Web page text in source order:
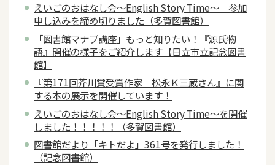
えいごのおはなし会～English Story Time～ 参加
申し込みを締め切りました（多賀図書館）
「図書館マナブ講座」もっと知りたい！『源氏物
語』開催の様子をご紹介します【日立市立記念図書
館】
『第171回芥川賞受賞作家 松永Ｋ三蔵さん』に関
する本の展示を開催しています！
えいごのおはなし会～English Story Time～を開催
しました！！！！！（多賀図書館）
図書館だより「キトだよ」361号を発行しました！
（記念図書館）